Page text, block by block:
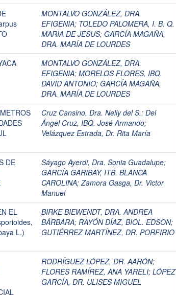
MONTALVO GONZÁLEZ, DRA.
EFIGENIA; TOLEDO PALOMERA, I. B. Q.
MARIA DE JESUS; GARCÍA MAGAÑA,
DRA. MARÍA DE LOURDES
MONTALVO GONZÁLEZ, DRA.
EFIGENIA; MORELOS FLORES, IBQ.
DAVID ANTONIO; GARCÍA MAGAÑA,
DRA. MARÍA DE LOURDES
Cruz Cansino, Dra. Nelly del S.; Del
Ángel Cruz, IBQ. José Armando;
Velázquez Estrada, Dr. Rita María
DE
Sáyago Ayerdi, Dra. Sonia Guadalupe;
GARCÍA GARIBAY, ITB. BLANCA
CAROLINA;Zamora Gasga, Dr. Victor
Manuel
EL
L.)
BIRKE BIEWENDT, DRA. ANDREA
BÁRBARA; RAYÓN DÍAZ, BIOL. EDSON;
GUTIÉRREZ MARTÍNEZ, DR. PORFIRIO
RODRÍGUEZ LÓPEZ, DR. AARÓN;
FLORES RAMÍREZ, ANA YARELI; LÓPEZ
GARCÍA, DR. ULISES MIGUEL